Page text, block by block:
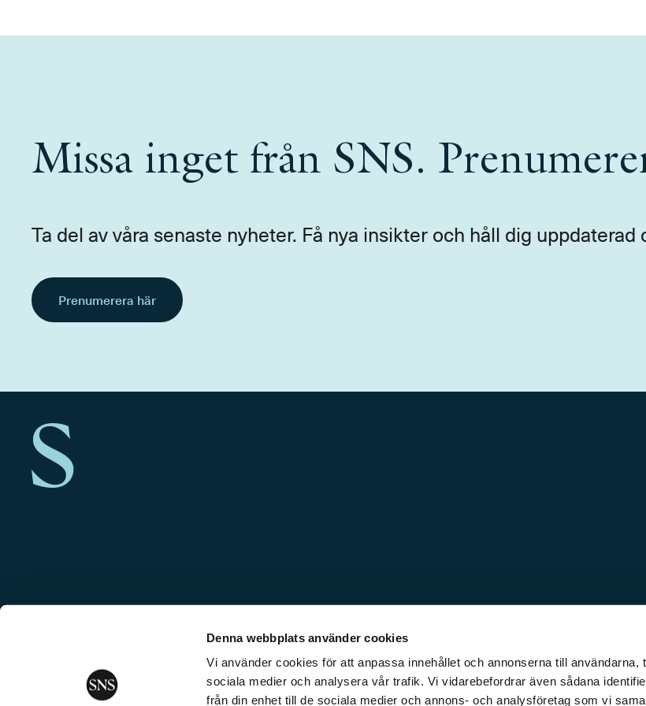
Denna webbplats använder cookies
Vi använder cookies för att anpassa innehållet och annonserna till användarna,
sociala medier och analysera vår trafik. Vi vidarebefordrar även sådana
från din enhet till de sociala medier och annons- och analysföretag som vi
Missa inget från SNS.
Ta del av våra senaste nyheter. Få nya insikter och håll dig
Prenumerera här